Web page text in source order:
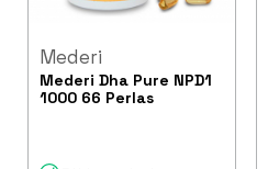
Mederi
Mederi Dha Pure NPD1
1000 66 Perlas